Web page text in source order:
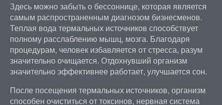
Здесь можно забыть о бессоннице, которая является
самым распространенным диагнозом бизнесменов.
Теплая вода термальных источников способствует
полному расслаблению мышц, мозга. Благодаря
процедурам, человек избавляется от стресса, разум
значительно очищается. Отдохнувший организм
значительно эффективнее работает, улучшается сон.
После посещения термальных источников, организм
способен очиститься от токсинов, нервная система